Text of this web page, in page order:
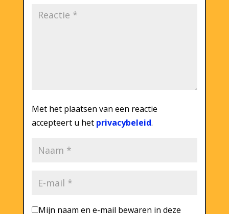
Met het plaatsen van een reactie
accepteert u het privacybeleid.
Mijn naam en e-mail bewaren in deze